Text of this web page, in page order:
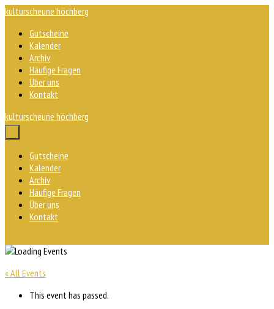
Zum
springen
kulturscheune höchberg
Gutscheine
Kalender
Archiv
Häufige Fragen
Über uns
Kontakt
kulturscheune höchberg
Menü-
Gutscheine
Kalender
Archiv
Häufige Fragen
Über uns
Kontakt
« All Events
This event has passed.